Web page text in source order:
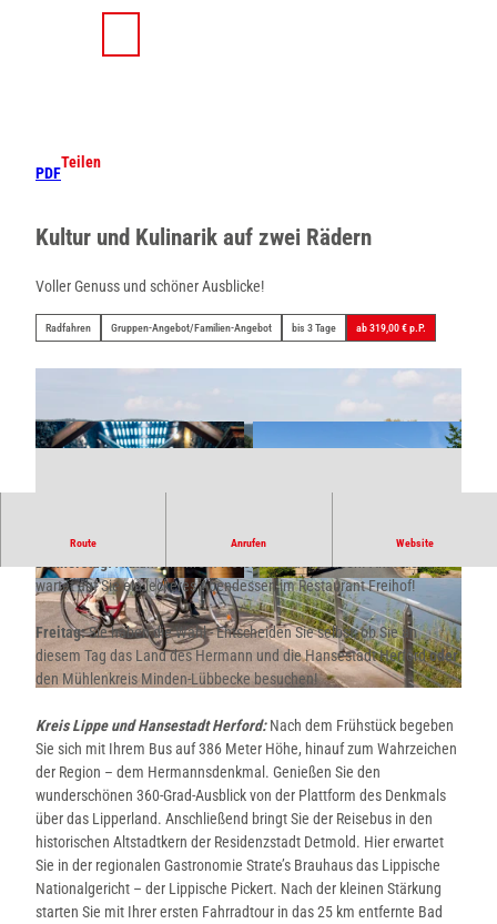
PDF
Teilen
Kultur und Kulinarik auf zwei Rädern
Voller Genuss und schöner Ausblicke!
Radfahren Gruppen-Angebot/Familien-Angebot bis 3 Tage ab 319,00 € p.P.
© Staatsbad Salzuflen GmbH © Hotel Freihof **** |CC-BY-SA
Route Anrufen Website
Ein verlängertes Wochenende durch den Teutoburger Wald
wartet auf Sie ein leckeres Abendessen im Restaurant Freihof!
Freitag:Sie haben die Wahl - Entscheiden Sie selbst, ob Sie an
diesem Tag das Land des Hermann und die Hansestadt Herfordoder
den Mühlenkreis Minden-Lübbecke besuchen!
Kreis Lippe und Hansestadt Herford:Nach dem Frühstück begeben
Sie sich mit Ihrem Bus auf 386 Meter Höhe, hinauf zum Wahrzeichen
der Region – dem Hermannsdenkmal. Genießen Sie den
wunderschönen 360-Grad-Ausblick von der Plattform des Denkmals
über das Lipperland. Anschließend bringt Sie der Reisebus in den
historischen Altstadtkern der Residenzstadt Detmold. Hier erwartet
Sie in der regionalen Gastronomie Strate’s Brauhaus das Lippische
Nationalgericht – der Lippische Pickert. Nach der kleinen Stärkung
starten Sie mit Ihrer ersten Fahrradtour in das 25 km entfernte Bad